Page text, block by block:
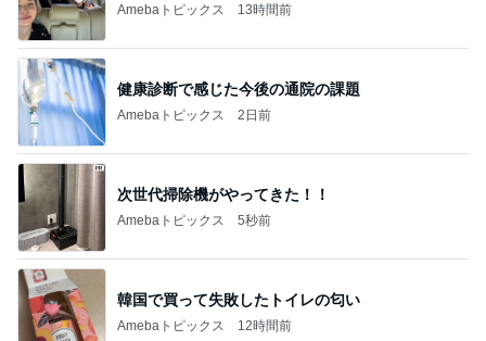
Amebaトピックス 13時間前
健康診断で感じた今後の通院の課題
Amebaトピックス 2日前
次世代掃除機がやってきた！！
Amebaトピックス 5秒前
韓国で買って失敗したトイレの匂い
Amebaトピックス 12時間前